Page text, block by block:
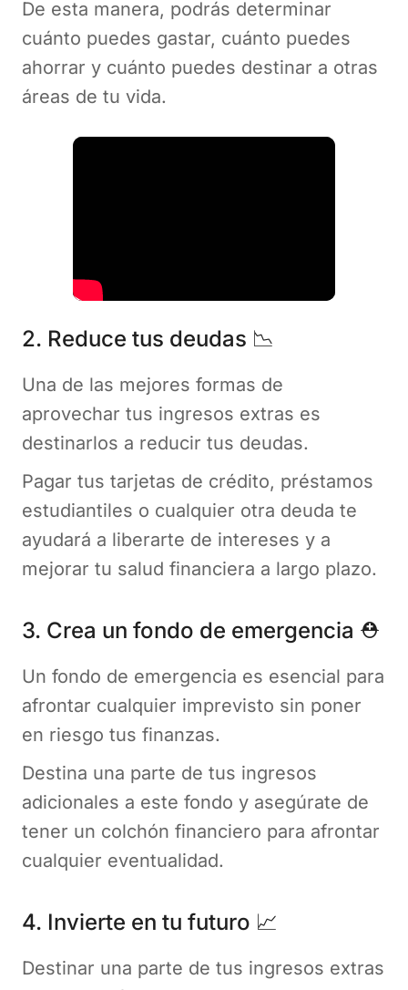
De esta manera, podrás determinar
cuánto puedes gastar, cuánto puedes
ahorrar y cuánto puedes destinar a otras
áreas de tu vida.
2. Reduce tus deudas 📉
Una de las mejores formas de
aprovechar tus ingresos extras es
destinarlos a reducir tus deudas.
Pagar tus tarjetas de crédito, préstamos
estudiantiles o cualquier otra deuda te
ayudará a liberarte de intereses y a
mejorar tu salud financiera a largo plazo.
3. Crea un fondo de emergencia ⛑️
Un fondo de emergencia es esencial para
afrontar cualquier imprevisto sin poner
en riesgo tus finanzas.
Destina una parte de tus ingresos
adicionales a este fondo y asegúrate de
tener un colchón financiero para afrontar
cualquier eventualidad.
4. Invierte en tu futuro 📈
Destinar una parte de tus ingresos extras